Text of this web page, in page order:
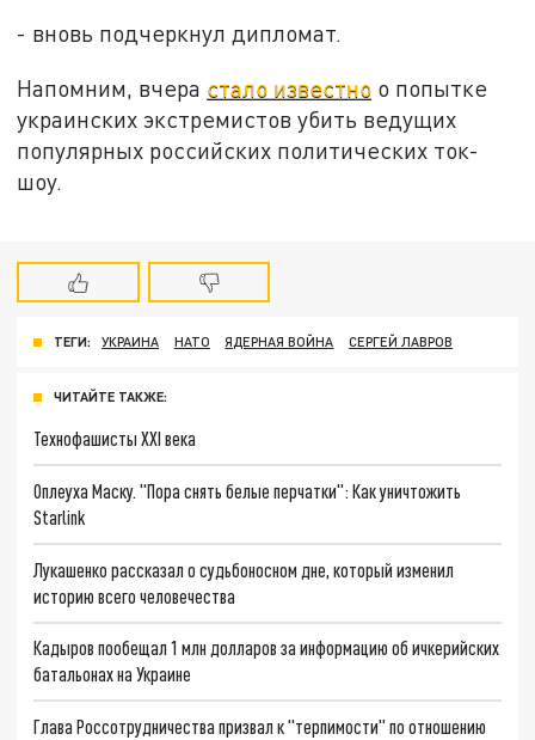
- вновь подчеркнул дипломат.
Напомним, вчера стало известно о попытке
украинских экстремистов убить ведущих
популярных российских политических ток-
шоу.
ТЕГИ: УКРАИНА НАТО ЯДЕРНАЯ ВОЙНА СЕРГЕЙ ЛАВРОВ
ЧИТАЙТЕ ТАКЖЕ:
Технофашисты XXI века
Оплеуха Маску. "Пора снять белые перчатки": Как уничтожить
Starlink
Лукашенко рассказал о судьбоносном дне, который изменил
историю всего человечества
Кадыров пообещал 1 млн долларов за информацию об ичкерийских
батальонах на Украине
Глава Россотрудничества призвал к "терпимости" по отношению